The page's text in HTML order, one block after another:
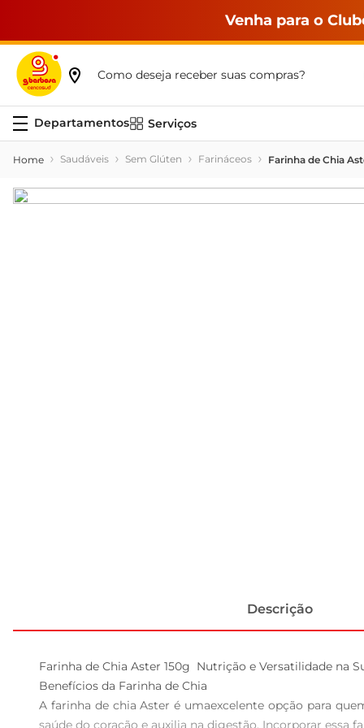
Venha para o
Como deseja receber suas compras?
Serviços
Saudáveis Sem Glúten Farináceos Farinha de Chia
Descrição
Farinha de Chia Aster 150g  Nutrição e Versatilidade na
Benefícios da Farinha de Chia
A farinha de chia Aster é umaexcelente opção para
saúde do coração e auxilia na digestão. Incorporar essa